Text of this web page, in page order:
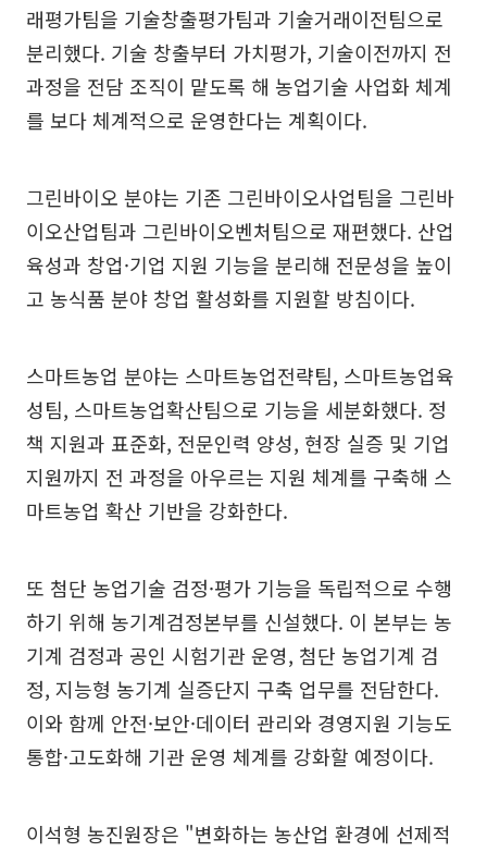
래평가팀을 기술창출평가팀과 기술거래이전팀으로
분리했다. 기술 창출부터 가치평가, 기술이전까지 전
과정을 전담 조직이 맡도록 해 농업기술 사업화 체계
를 보다 체계적으로 운영한다는 계획이다.
그린바이오 분야는 기존 그린바이오사업팀을 그린바
이오산업팀과 그린바이오벤처팀으로 재편했다. 산업
육성과 창업·기업 지원 기능을 분리해 전문성을 높이
고 농식품 분야 창업 활성화를 지원할 방침이다.
스마트농업 분야는 스마트농업전략팀, 스마트농업육
성팀, 스마트농업확산팀으로 기능을 세분화했다. 정
책 지원과 표준화, 전문인력 양성, 현장 실증 및 기업
지원까지 전 과정을 아우르는 지원 체계를 구축해 스
마트농업 확산 기반을 강화한다.
또 첨단 농업기술 검정·평가 기능을 독립적으로 수행
하기 위해 농기계검정본부를 신설했다. 이 본부는 농
기계 검정과 공인 시험기관 운영, 첨단 농업기계 검
정, 지능형 농기계 실증단지 구축 업무를 전담한다.
이와 함께 안전·보안·데이터 관리와 경영지원 기능도
통합·고도화해 기관 운영 체계를 강화할 예정이다.
이석형 농진원장은 "변화하는 농산업 환경에 선제적